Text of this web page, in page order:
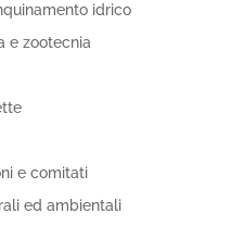
idrico
e zootecnia
e comitati
ed ambientali